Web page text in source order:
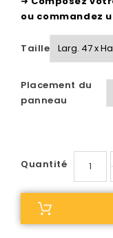
ou commandez
Taille
Placement du
panneau
Quantité